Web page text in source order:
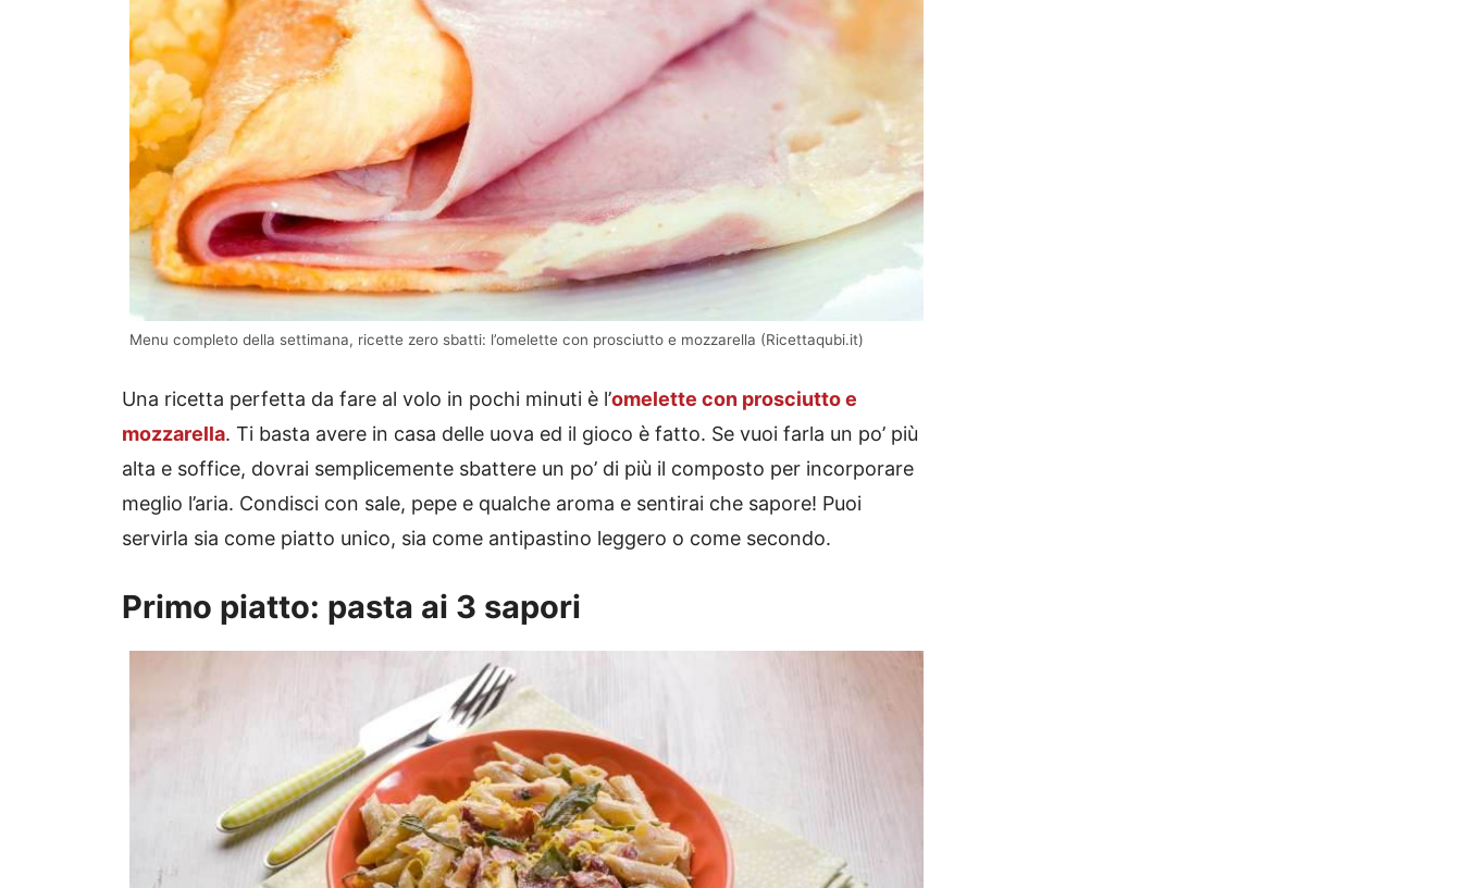
Menu completo della settimana, ricette zero sbatti: l’omelette con prosciutto e mozzarella (Ricettaqubi.it)
Una ricetta perfetta da fare al volo in pochi minuti è l’omelette con prosciutto e
mozzarella. Ti basta avere in casa delle uova ed il gioco è fatto. Se vuoi farla un po’ più
alta e soffice, dovrai semplicemente sbattere un po’ di più il composto per incorporare
meglio l’aria. Condisci con sale, pepe e qualche aroma e sentirai che sapore! Puoi
servirla sia come piatto unico, sia come antipastino leggero o come secondo.
Primo piatto: pasta ai 3 sapori